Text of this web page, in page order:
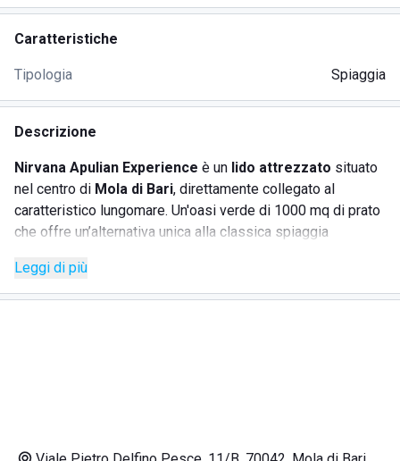
Caratteristiche
Tipologia Spiaggia
Descrizione
Nirvana Apulian Experience è un lido attrezzato situato
nel centro di Mola di Bari, direttamente collegato al
caratteristico lungomare. Un'oasi verde di 1000 mq di prato
che offre un’alternativa unica alla classica spiaggia
con un tocco di originalità.
Le postazioni, posizionate sulla terrazza, garantiscono
Leggi di più